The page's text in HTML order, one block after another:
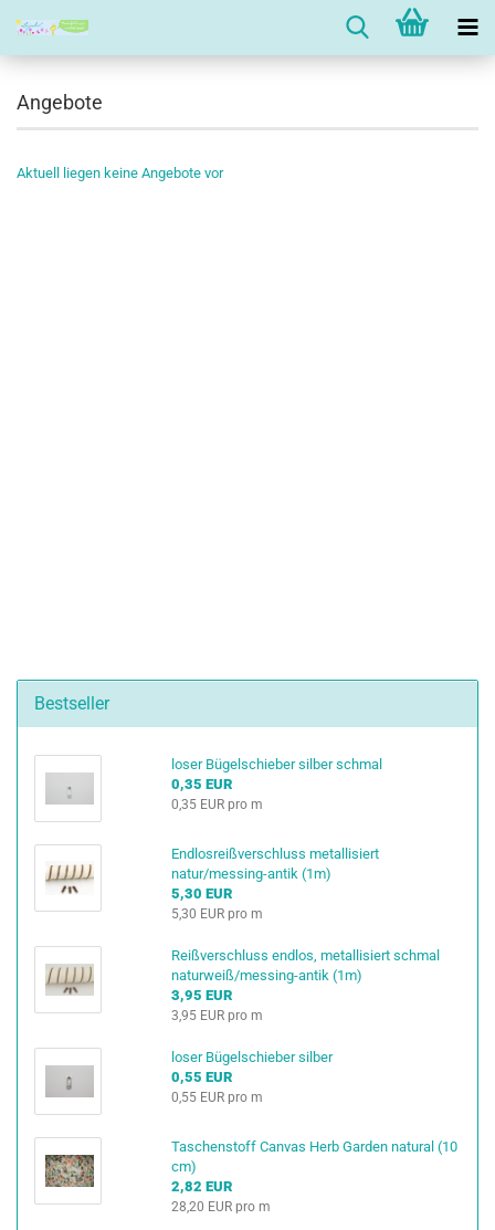
Angebote
Aktuell liegen keine Angebote vor
Bestseller
loser Bügelschieber silber schmal
0,35 EUR
0,35 EUR pro m
Endlosreißverschluss metallisiert
natur/messing-antik (1m)
5,30 EUR
5,30 EUR pro m
Reißverschluss endlos, metallisiert schmal
naturweiß/messing-antik (1m)
3,95 EUR
3,95 EUR pro m
loser Bügelschieber silber
0,55 EUR
0,55 EUR pro m
Taschenstoff Canvas Herb Garden natural (10
cm)
2,82 EUR
28,20 EUR pro m